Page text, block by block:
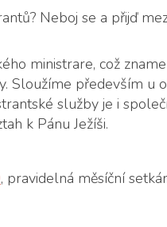
Ne­boj se a přijď
mi­nis­tra­re, což
Slou­ží­me pře­de­vším u
služ­by je i
k Pánu Je­ží­ši.
, pra­vi­del­ná mě­síč­ní